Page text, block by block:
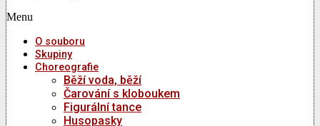
Menu
O souboru
Skupiny
Choreografie
Běží voda, běží
Čarování s kloboukem
Figurální tance
Husopasky